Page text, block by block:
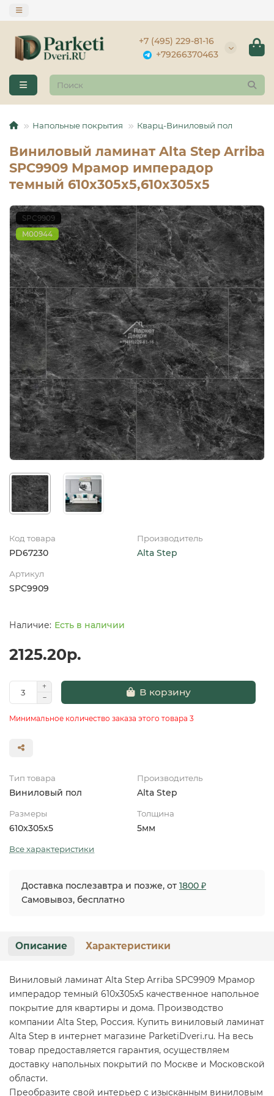
+7 (495) 229-81-16
+79266370463
Напольные покрытия Кварц-Виниловый пол
Виниловый ламинат Alta Step Arriba
SPC9909 Мрамор имперадор
темный 610x305x5,610x305x5
SPC9909
М00944
Код товара
PD67230
Производитель
Alta Step
Артикул
SPC9909
Есть в наличии
2125.20р.
В корзину
Минимальное количество заказа этого товара 3
Тип товара
Виниловый пол
Производитель
Alta Step
Размеры
610x305x5
Толщина
5мм
Все характеристики
Доставка послезавтра и позже, от 1800 ₽
Самовывоз, бесплатно
Описание Характеристики
Виниловый ламинат Alta Step Arriba SPC9909 Мрамор
имперадор темный 610x305x5 качественное напольное
покрытие для квартиры и дома. Производство
компании Alta Step, Россия. Купить виниловый ламинат
Alta Step в интернет магазине ParketiDveri.ru. На весь
товар предоставляется гарантия, осуществляем
доставку напольных покрытий по Москве и Московской
области.
Преобразите свой интерьер с изысканным виниловым